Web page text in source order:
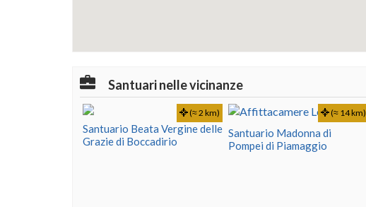
Santuari nelle vicinanze
Santuario Beata Vergine delle
Grazie di Boccadirio
(≈ 2 km)
Santuario Madonna di
Pompei di Piamaggio
(≈ 14 km)